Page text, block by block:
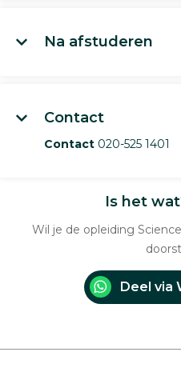
Na afstuderen
Contact
Contact 020-525 1401
Is het
Wil je de opleiding
Deel via